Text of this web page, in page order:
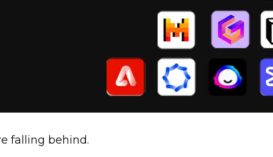
falling behind.